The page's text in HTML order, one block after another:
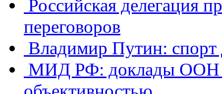
​Российская делегация
переговоров
Владимир Путин:
МИД РФ: доклады ООН о